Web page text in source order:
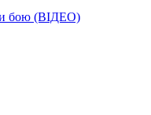
бою (ВІДЕО)